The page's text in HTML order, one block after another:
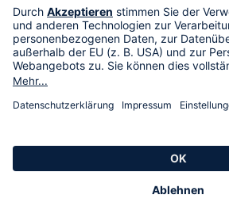
HSE International